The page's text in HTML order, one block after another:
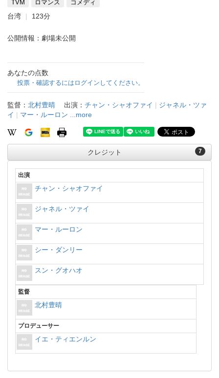
TVM ロマンス コメディ
台湾 123分
公開情報：劇場未公開
あなたの点数
投票・確認するにはログインしてください。
監督： 北村豊晴 出演： チャン・シャオファイ | ジャネル・ツァ
イ | マー・ルーロン ...more
7
クレジット
出演
チャン・シャオファイ
ジャネル・ツァイ
マー・ルーロン
シー・ダンリー
スン・グオハオ
監督
北村豊晴
プロデューサー
イエ・ティエンルン